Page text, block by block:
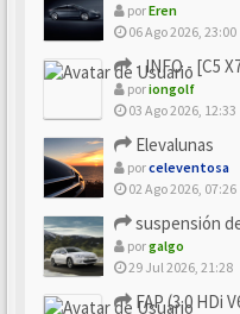
porEren
06 Ago 2026, 23:00
- INFO - [C5
poriongolf
03 Ago 2026, 12:33
Elevalunas
porceleventosa
02 Ago 2026, 07:26
suspensión
porgalgo
29 Jul 2026, 21:28
FAP (3.0 HDi